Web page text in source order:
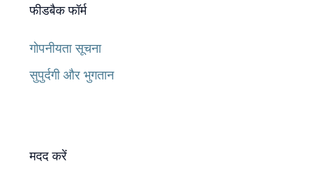
फीडबैक फॉर्म
गोपनीयता सूचना
सुपुर्दगी और भुगतान
मदद करें